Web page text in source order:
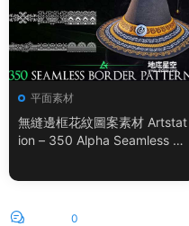
平面素材
無縫邊框花紋圖案素材 Artstat
ion – 350 Alpha Seamless Bo
0